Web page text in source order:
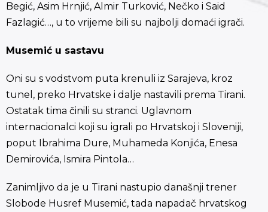
Begić, Asim Hrnjić, Almir Turković, Nečko i Said
Fazlagić…, u to vrijeme bili su najbolji domaći igrači.
Musemić u sastavu
Oni su s vodstvom puta krenuli iz Sarajeva, kroz
tunel, preko Hrvatske i dalje nastavili prema Tirani.
Ostatak tima činili su stranci. Uglavnom
internacionalci koji su igrali po Hrvatskoj i Sloveniji,
poput Ibrahima Dure, Muhameda Konjića, Enesa
Demirovića, Ismira Pintola…
Zanimljivo da je u Tirani nastupio današnji trener
Slobode Husref Musemić, tada napadač hrvatskog